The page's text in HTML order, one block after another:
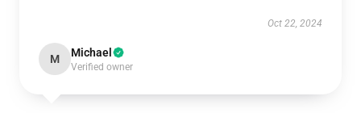
Oct 22, 2024
M Michael
Verified owner